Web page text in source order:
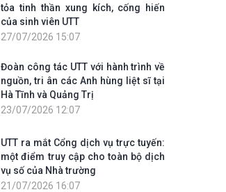
tỏa tinh thần xung kích, cống hiến
của sinh viên UTT
27/07/2026 15:07
Đoàn công tác UTT với hành trình về
nguồn, tri ân các Anh hùng liệt sĩ tại
Hà Tĩnh và Quảng Trị
23/07/2026 12:07
UTT ra mắt Cổng dịch vụ trực tuyến:
một điểm truy cập cho toàn bộ dịch
vụ số của Nhà trường
21/07/2026 16:07